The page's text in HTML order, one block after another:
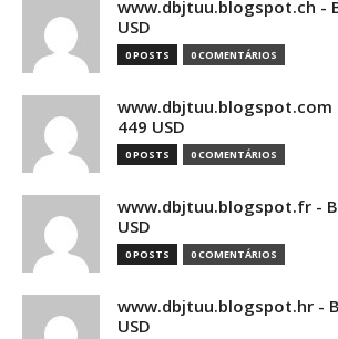
www.dbjtuu.blogspot.ch -
USD
0 POSTS 0 COMENTÁRIOS
www.dbjtuu.blogspot.com
449 USD
0 POSTS 0 COMENTÁRIOS
www.dbjtuu.blogspot.fr -
USD
0 POSTS 0 COMENTÁRIOS
www.dbjtuu.blogspot.hr -
USD